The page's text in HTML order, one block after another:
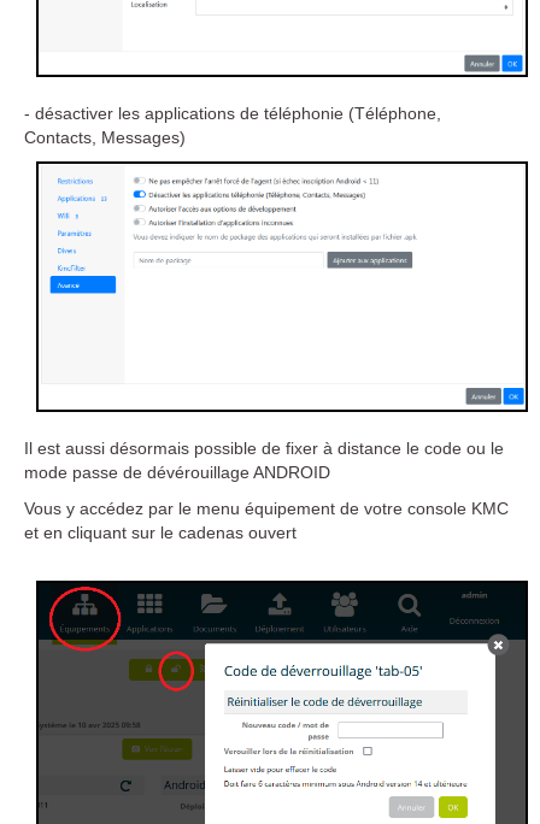
- désactiver les applications de téléphonie (Téléphone,
Contacts, Messages)
Il est aussi désormais possible de fixer à distance le code ou le
mode passe de dévérouillage ANDROID
Vous y accédez par le menu équipement de votre console KMC
et en cliquant sur le cadenas ouvert